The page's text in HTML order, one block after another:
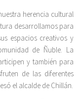
herencia cultural
desarrollamos para
espacios creativos y
de Ñuble. La
y también para
de las diferentes
el alcalde de Chillán.